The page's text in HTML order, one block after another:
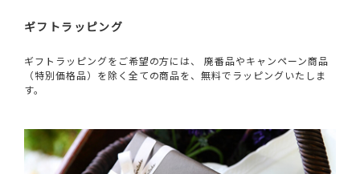
ギフトラッピング
ギフトラッピングをご希望の方には、 廃番品やキャンペーン商品
（特別価格品）を除く全ての商品を、無料でラッピングいたしま
す。